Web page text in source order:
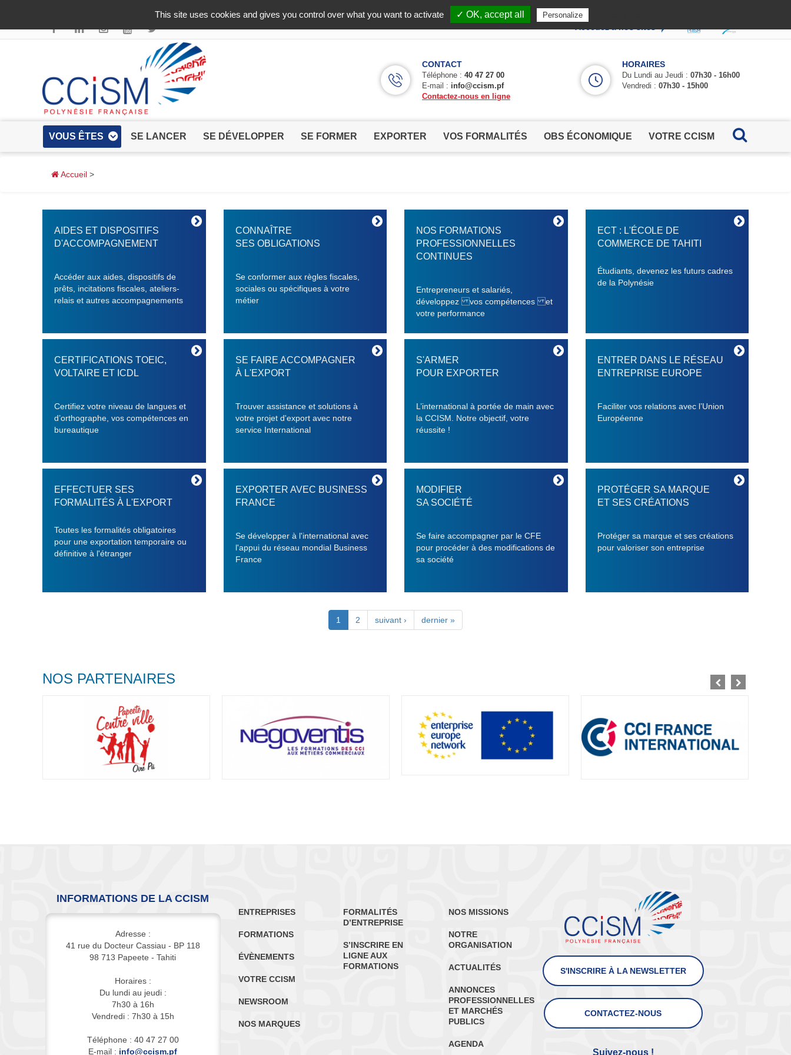
✓ Allow
CONTACT
Téléphone : 40 47 27 00
E-mail : info@ccism.pf
Contactez-nous en ligne
HORAIRES
Du Lundi au Jeudi : 07h30 - 16h00
Vendredi : 07h30 - 15h00
VOUS ÊTES SE LANCER SE DÉVELOPPER SE FORMER EXPORTER VOS FORMALITÉS OBS ÉCONOMIQUE VOTRE CCISM
Accueil >
AIDES ET DISPOSITIFS
D'ACCOMPAGNEMENT
Accéder aux aides, dispositifs de
prêts, incitations fiscales, ateliers-
relais et autres accompagnements
CONNAÎTRE
SES OBLIGATIONS
Se conformer aux règles fiscales,
sociales ou spécifiques à votre
métier
NOS FORMATIONS
PROFESSIONNELLES
CONTINUES
Entrepreneurs et salariés,
développez vos compétences et
votre performance
ECT : L'ÉCOLE DE
COMMERCE DE TAHITI
Étudiants, devenez les futurs cadres
de la Polynésie
CERTIFICATIONS TOEIC,
VOLTAIRE ET ICDL
Certifiez votre niveau de langues et
d’orthographe, vos compétences en
bureautique
SE FAIRE ACCOMPAGNER
À L'EXPORT
Trouver assistance et solutions à
votre projet d'export avec notre
service International
S'ARMER
POUR EXPORTER
L’international à portée de main avec
la CCISM. Notre objectif, votre
réussite !
ENTRER DANS LE RÉSEAU
ENTREPRISE EUROPE
Faciliter vos relations avec l’Union
Européenne
EFFECTUER SES
FORMALITÉS À L'EXPORT
Toutes les formalités obligatoires
pour une exportation temporaire ou
définitive à l'étranger
EXPORTER AVEC BUSINESS
FRANCE
Se développer à l'international avec
l'appui du réseau mondial Business
France
MODIFIER
SA SOCIÉTÉ
Se faire accompagner par le CFE
pour procéder à des modifications de
sa société
PROTÉGER SA MARQUE
ET SES CRÉATIONS
Protéger sa marque et ses créations
pour valoriser son entreprise
1 2 suivant › dernier »
NOS PARTENAIRES
INFORMATIONS DE LA CCISM
Adresse :
41 rue du Docteur Cassiau - BP 118
98 713 Papeete - Tahiti
Horaires :
Du lundi au jeudi :
7h30 à 16h
Vendredi : 7h30 à 15h
Téléphone : 40 47 27 00
E-mail : info@ccism.pf
ENTREPRISES
FORMATIONS
ÉVÈNEMENTS
VOTRE CCISM
NEWSROOM
NOS MARQUES
FORMALITÉS
D’ENTREPRISE
S’INSCRIRE EN
LIGNE AUX
FORMATIONS
NOS MISSIONS
NOTRE
ORGANISATION
ACTUALITÉS
ANNONCES
PROFESSIONNELLES
ET MARCHÉS
PUBLICS
AGENDA
S'INSCRIRE À LA NEWSLETTER
CONTACTEZ-NOUS
Suivez-nous !
This site uses cookies and gives you control over what you want to activate ✓ OK, accept all Personalize